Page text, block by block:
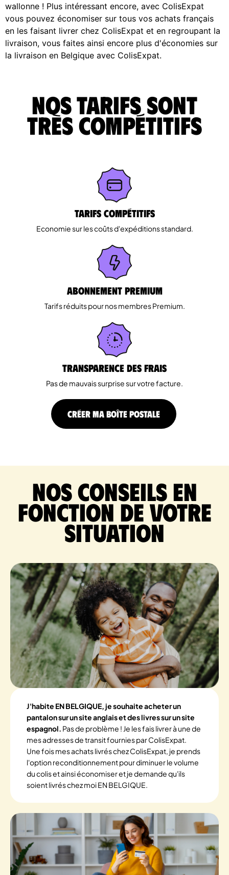
wallonne ! Plus intéressant encore, avec ColisExpat
vous pouvez économiser sur tous vos achats français
en les faisant livrer chez ColisExpat et en regroupant la
livraison, vous faites ainsi encore plus d'économies sur
la livraison en Belgique avec ColisExpat.
Nos tarifs sont
très compétitifs
Tarifs Compétitifs
Economie sur les coûts d'expéditions standard.
Abonnement Premium
Tarifs réduits pour nos membres Premium.
Transparence des Frais
Pas de mauvais surprise sur votre facture.
CRÉER MA BOÎTE POSTALE
Nos conseils en
fonction de votre
situation
J'habite EN BELGIQUE, je souhaite acheter un
pantalon sur un site anglais et des livres sur un site
espagnol. Pas de problème ! Je les fais livrer à une de
mes adresses de transit fournies par ColisExpat.
Une fois mes achats livrés chez ColisExpat, je prends
l'option reconditionnement pour diminuer le volume
du colis et ainsi économiser et je demande qu'ils
soient livrés chez moi EN BELGIQUE.